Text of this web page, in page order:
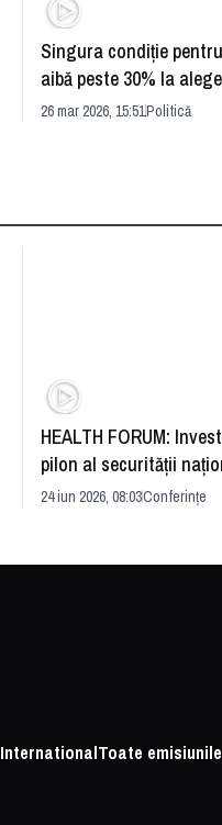
Singura condiţie
aibă peste 30% la
26 mar 2026, 15:51Politică
HEALTH FORUM:
pilon al securității
dezvoltării economice
24 iun 2026, 08:03Conferințe
InternationalToate emisiunile